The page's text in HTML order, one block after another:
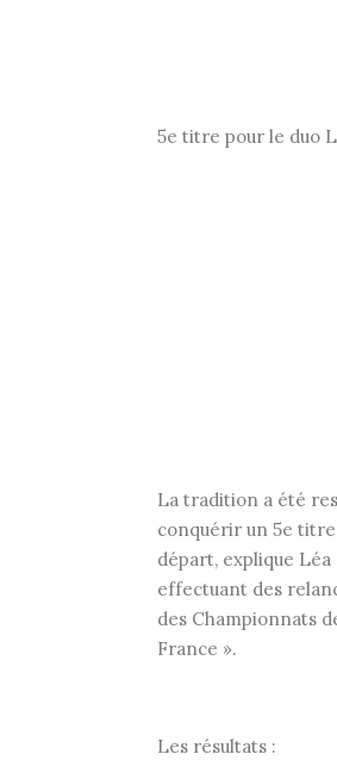
5e titre pour le duo
La tradition a été
conquérir un 5e
départ, explique Léa
effectuant des
des Championnats
France ».
Les résultats :